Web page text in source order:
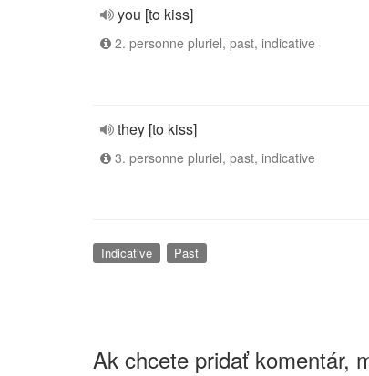
you [to kiss]
2. personne pluriel, past, indicative
they [to kiss]
3. personne pluriel, past, indicative
Indicative Past
Ak chcete pridať komentár,